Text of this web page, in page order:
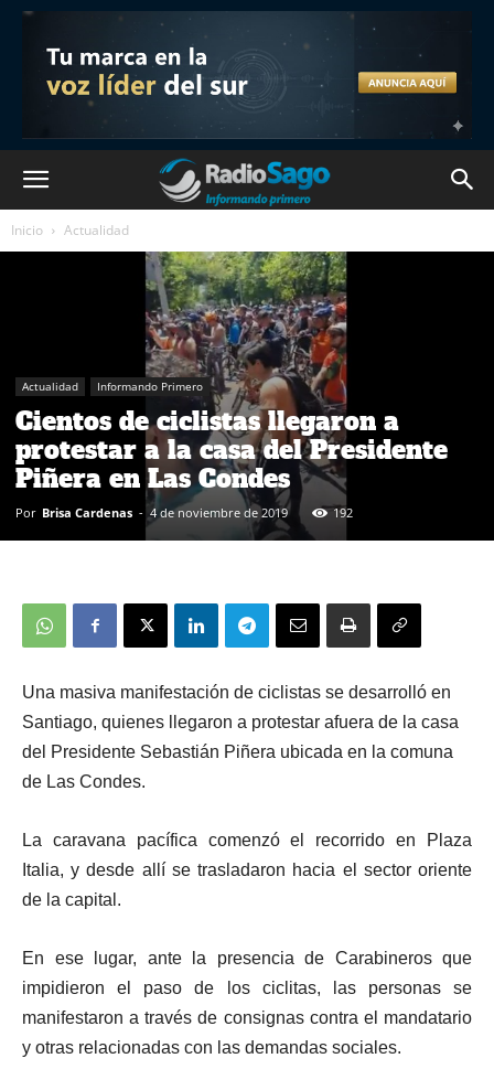
Inicio Actualidad
Actualidad Informando Primero
Cientos de ciclistas llegaron a
protestar a la casa del Presidente
Piñera en Las Condes
Por Brisa Cardenas - 4 de noviembre de 2019 192
Una masiva manifestación de ciclistas se desarrolló en
Santiago, quienes llegaron a protestar afuera de la casa
del Presidente Sebastián Piñera ubicada en la comuna
de Las Condes.
La caravana pacífica comenzó el recorrido en Plaza
Italia, y desde allí se trasladaron hacia el sector oriente
de la capital.
En ese lugar, ante la presencia de Carabineros que
impidieron el paso de los ciclitas, las personas se
manifestaron a través de consignas contra el mandatario
y otras relacionadas con las demandas sociales.